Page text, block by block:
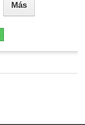
Más